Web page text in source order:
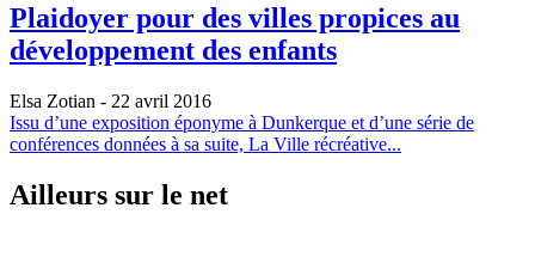
Plaidoyer pour des villes propices au
développement des enfants
Elsa Zotian - 22 avril 2016
Issu d’une exposition éponyme à Dunkerque et d’une série de
conférences données à sa suite, La Ville récréative...
Ailleurs sur le net